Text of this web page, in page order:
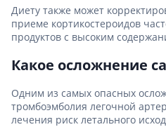
Диету также может
приеме кортикостероидов
продуктов с высоким
Какое осложнение
Одним из самых опасных
тромбоэмболия легочной
лечения риск летального